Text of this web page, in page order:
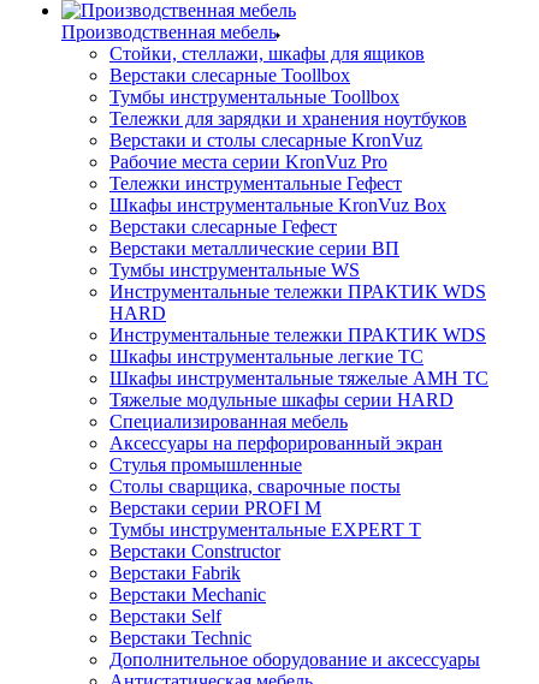
Производственная мебель
Стойки, стеллажи, шкафы для ящиков
Верстаки слесарные Toollbox
Тумбы инструментальные Toollbox
Тележки для зарядки и хранения ноутбуков
Верстаки и столы слесарные KronVuz
Рабочие места серии KronVuz Pro
Тележки инструментальные Гефест
Шкафы инструментальные KronVuz Box
Верстаки слесарные Гефест
Верстаки металлические серии ВП
Тумбы инструментальные WS
Инструментальные тележки ПРАКТИК WDS
HARD
Инструментальные тележки ПРАКТИК WDS
Шкафы инструментальные легкие ТС
Шкафы инструментальные тяжелые AMH TC
Тяжелые модульные шкафы серии HARD
Cпециализированная мебель
Аксессуары на перфорированный экран
Стулья промышленные
Столы сварщика, сварочные посты
Верстаки серии PROFI M
Тумбы инструментальные EXPERT T
Верстаки Constructor
Верстаки Fabrik
Верстаки Mechanic
Верстаки Self
Верстаки Technic
Дополнительное оборудование и аксессуары